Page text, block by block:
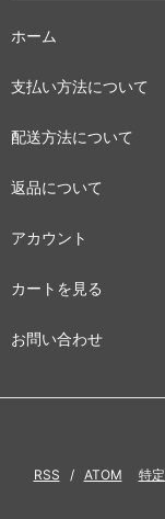
ホーム
支払い方法について
配送方法について
返品について
アカウント
カートを見る
お問い合わせ
RSS / ATOM 特